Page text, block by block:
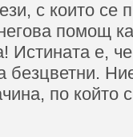
с които се
помощ
Истината е,
безцветни.
по който